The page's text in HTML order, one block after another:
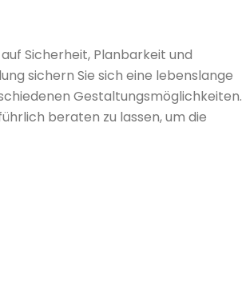
Sicherheit, Planbarkeit und
sichern Sie sich eine lebenslange
Gestaltungsmöglichkeiten.
beraten zu lassen, um die